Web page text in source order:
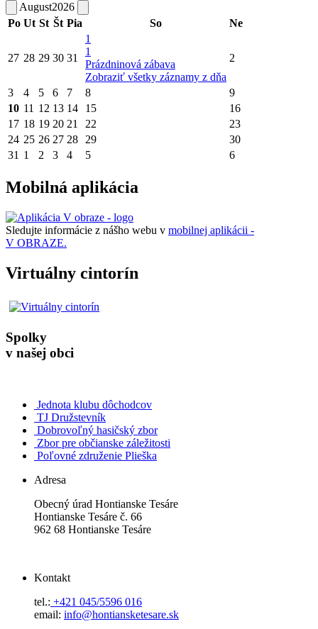
August2026
Po Ut St Št Pia So Ne
27 28 29 30 31
1
1
Prázdninová zábava
Zobraziť všetky záznamy z dňa
2
3 4 5 6 7 8
9
10 11 12 13 14 15
16
17 18 19 20 21 22
23
24 25 26 27 28 29
30
31 1 2 3 4 5 6
Mobilná aplikácia
Sledujte informácie z nášho webu v mobilnej aplikácii -
V OBRAZE.
Virtuálny cintorín
Spolky
v našej obci
Jednota klubu dôchodcov
TJ Družstevník
Dobrovoľný hasičský zbor
Zbor pre občianske záležitosti
Poľovné združenie Plieška
Adresa
Obecný úrad Hontianske Tesáre
Hontianske Tesáre č. 66
962 68 Hontianske Tesáre
Kontakt
tel.: +421 045/5596 016
email: info@hontiansketesare.sk